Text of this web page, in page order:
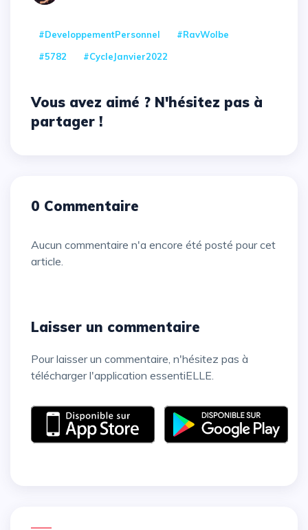
#DeveloppementPersonnel
#RavWolbe
#5782
#CycleJanvier2022
Vous avez aimé ? N'hésitez pas à
partager !
0 Commentaire
Aucun commentaire n'a encore été posté pour cet
article.
Laisser un commentaire
Pour laisser un commentaire, n'hésitez pas à
télécharger l'application essentiELLE.